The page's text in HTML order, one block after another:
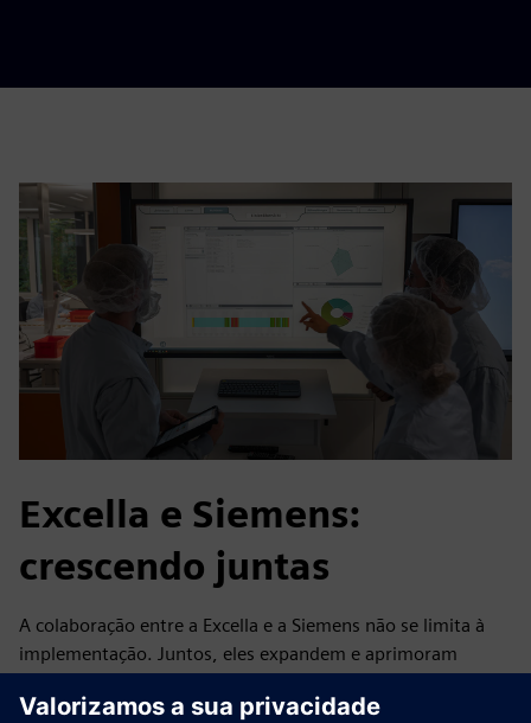
Excella e Siemens:
crescendo juntas
A colaboração entre a Excella e a Siemens não se limita à
implementação. Juntos, eles expandem e aprimoram
automaticamente as informações do pedido do sistema